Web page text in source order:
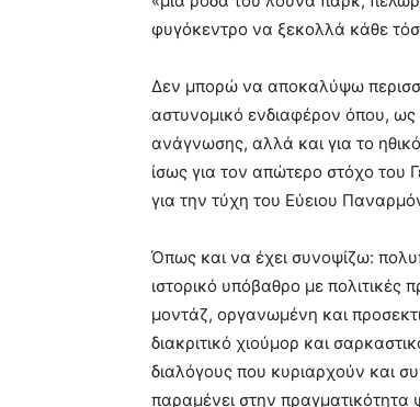
φυγόκεντρο να ξεκολλά κάθε
Δεν μπορώ να αποκαλύψω
αστυνομικό ενδιαφέρον όπου, ως
ανάγνωσης, αλλά και για το
ίσως για τον απώτερο στόχο του
για την τύχη του Εύειου
Όπως και να έχει συνοψίζω:
ιστορικό υπόβαθρο με
μοντάζ, οργανωμένη και
διακριτικό χιούμορ και
διαλόγους που κυριαρχούν και
παραμένει στην